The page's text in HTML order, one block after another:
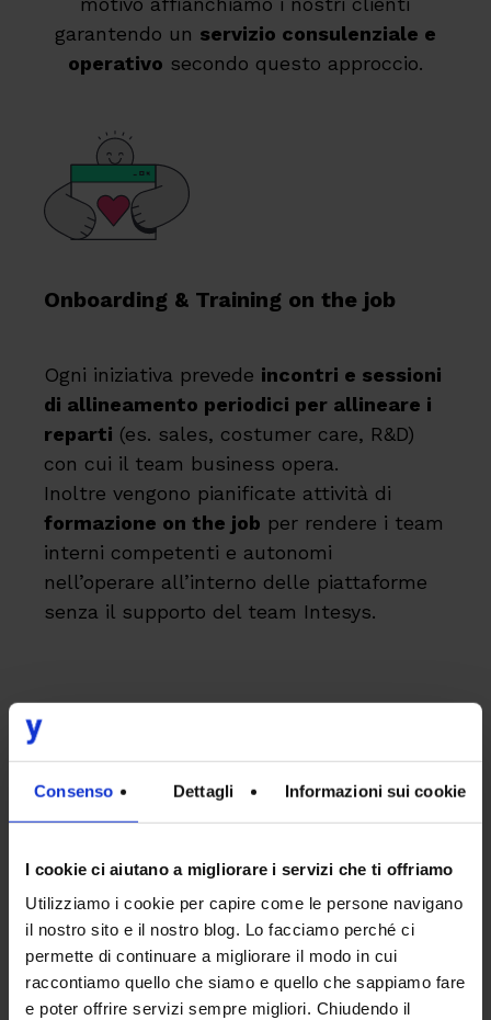
Consenso Dettagli Informazioni sui cookie
I cookie ci aiutano a migliorare i servizi che ti offriamo
Utilizziamo i cookie per capire come le persone navigano
il nostro sito e il nostro blog. Lo facciamo perché ci
permette di continuare a migliorare il modo in cui
raccontiamo quello che siamo e quello che sappiamo fare
e poter offrire servizi sempre migliori. Chiudendo il
garantendo un servizio consulenziale e
operativo secondo questo approccio.
Onboarding & Training on the job
Ogni iniziativa prevede incontri e sessioni
di allineamento periodici per allineare i
reparti (es. sales, costumer care, R&D)
con cui il team business opera.
Inoltre vengono pianificate attività di
formazione on the job per rendere i team
interni competenti e autonomi
nell’operare all’interno delle piattaforme
senza il supporto del team Intesys.
Advisory Martech
Le iniziative per la lead generation
richiedono l’utilizzo dipiattaforme